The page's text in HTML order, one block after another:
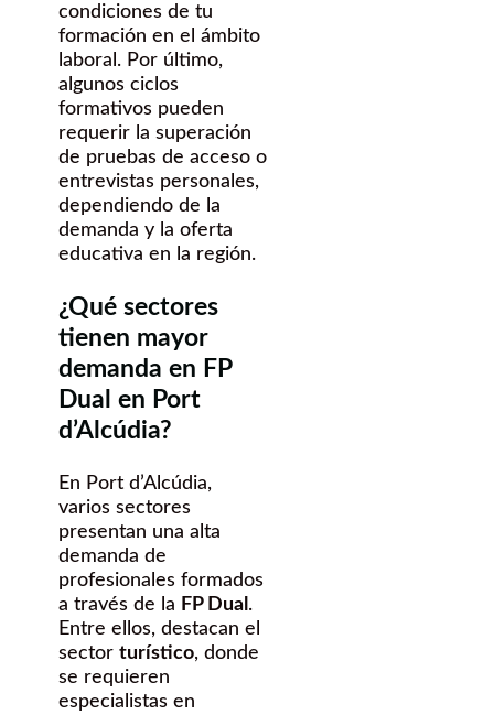
condiciones de tu
formación en el ámbito
laboral. Por último,
algunos ciclos
formativos pueden
requerir la superación
de pruebas de acceso o
entrevistas personales,
dependiendo de la
demanda y la oferta
educativa en la región.
¿Qué sectores
tienen mayor
demanda en FP
Dual en Port
d’Alcúdia?
En Port d’Alcúdia,
varios sectores
presentan una alta
demanda de
profesionales formados
a través de la FP Dual .
Entre ellos, destacan el
sector turístico, donde
se requieren
especialistas en